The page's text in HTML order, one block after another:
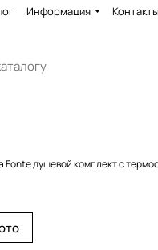
Информация Контакты
Fonte душевой комплект с